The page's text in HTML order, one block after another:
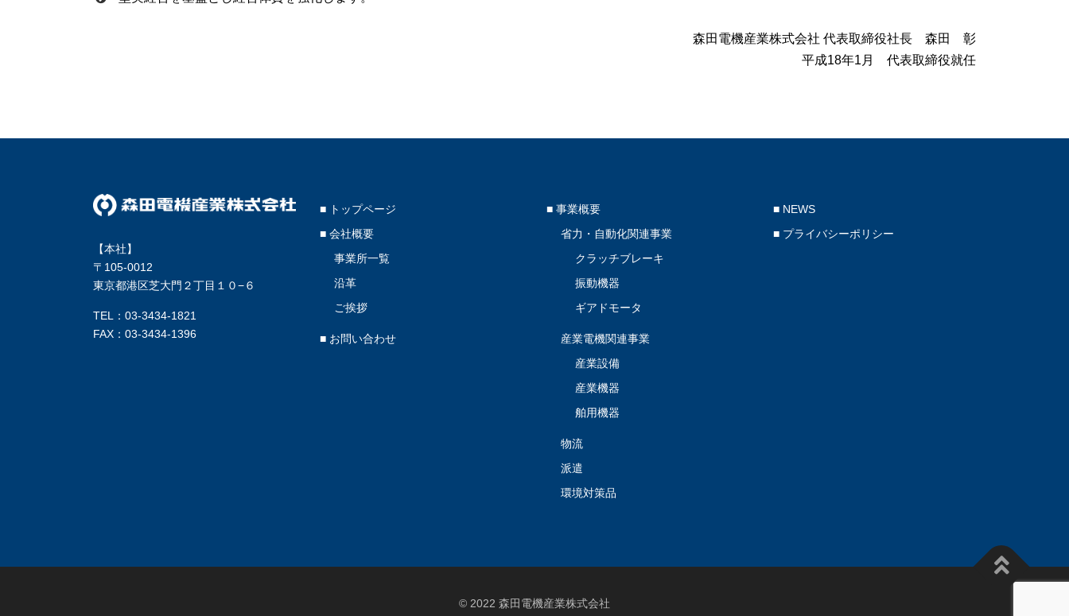
森田電機産業株式会社 代表取締役社長 森田 彰
平成18年1月 代表取締役就任
【本社】
〒105-0012
東京都港区芝大門２丁目１０−６
TEL：03-3434-1821
FAX：03-3434-1396
■ トップページ
■ 会社概要
事業所一覧
沿革
ご挨拶
■ お問い合わせ
■ 事業概要
省力・自動化関連事業
クラッチブレーキ
振動機器
ギアドモータ
産業電機関連事業
産業設備
産業機器
舶用機器
物流
派遣
環境対策品
■ NEWS
■ プライバシーポリシー
© 2022 森田電機産業株式会社